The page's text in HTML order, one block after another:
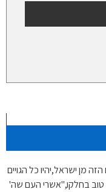
מן ישראל,יהיו כל הגויים
טוב בחלקו,"אשרי העם שה'